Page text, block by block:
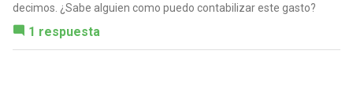
decimos. ¿Sabe alguien como puedo contabilizar este gasto?
1 respuesta